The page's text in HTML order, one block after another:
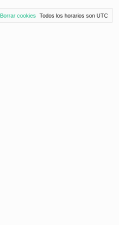
Todos los horarios son UTC
Borrar cookies